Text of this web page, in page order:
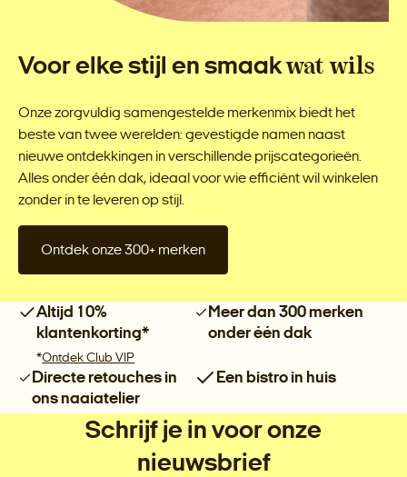
Voor elke stijl en smaakwat wils
Onze zorgvuldig samengestelde merkenmix biedt het
beste van twee werelden: gevestigde namen naast
nieuwe ontdekkingen in verschillende prijscategorieën.
Alles onder één dak, ideaal voor wie efficiënt wil winkelen
zonder in te leveren op stijl.
Ontdek onze 300+ merken
Altijd 10%
klantenkorting*
*Ontdek Club VIP
Meer dan 300 merken
onder één dak
Directe retouches in
ons naaiatelier
Een bistro in huis
Schrijf je in voor onze
nieuwsbrief